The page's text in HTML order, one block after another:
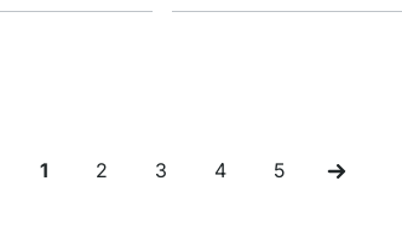
Sie lesen gerade Seite
1 Seite
2 Seite
3 Seite
4 Seite
5